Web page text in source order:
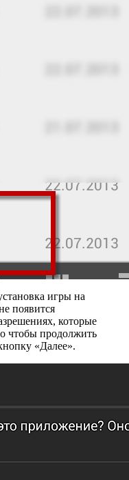
игры на
появится
которые
чтобы продолжить
«Далее».